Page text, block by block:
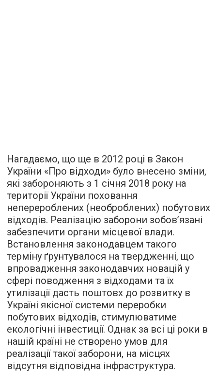
Нагадаємо, що ще в 2012 році в Закон
України «Про відходи» було внесено зміни,
які забороняють з 1 січня 2018 року на
території України поховання
неперероблених (необроблених) побутових
відходів. Реалізацію заборони зобов’язані
забезпечити органи місцевої влади.
Встановлення законодавцем такого
терміну ґрунтувалося на твердженні, що
впровадження законодавчих новацій у
сфері поводження з відходами та їх
утилізації дасть поштовх до розвитку в
Україні якісної системи переробки
побутових відходів, стимулюватиме
екологічні інвестиції. Однак за всі ці роки в
нашій країні не створено умов для
реалізації такої заборони, на місцях
відсутня відповідна інфраструктура.